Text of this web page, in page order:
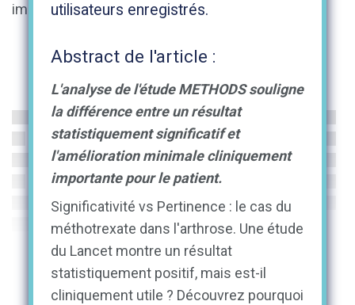
utilisateurs enregistrés.
Abstract de l'article :
L'analyse de l'étude METHODS souligne
la différence entre un résultat
statistiquement significatif et
l'amélioration minimale cliniquement
importante pour le patient.
Significativité vs Pertinence : le cas du
méthotrexate dans l'arthrose. Une étude
du Lancet montre un résultat
statistiquement positif, mais est-il
cliniquement utile ? Découvrez pourquoi